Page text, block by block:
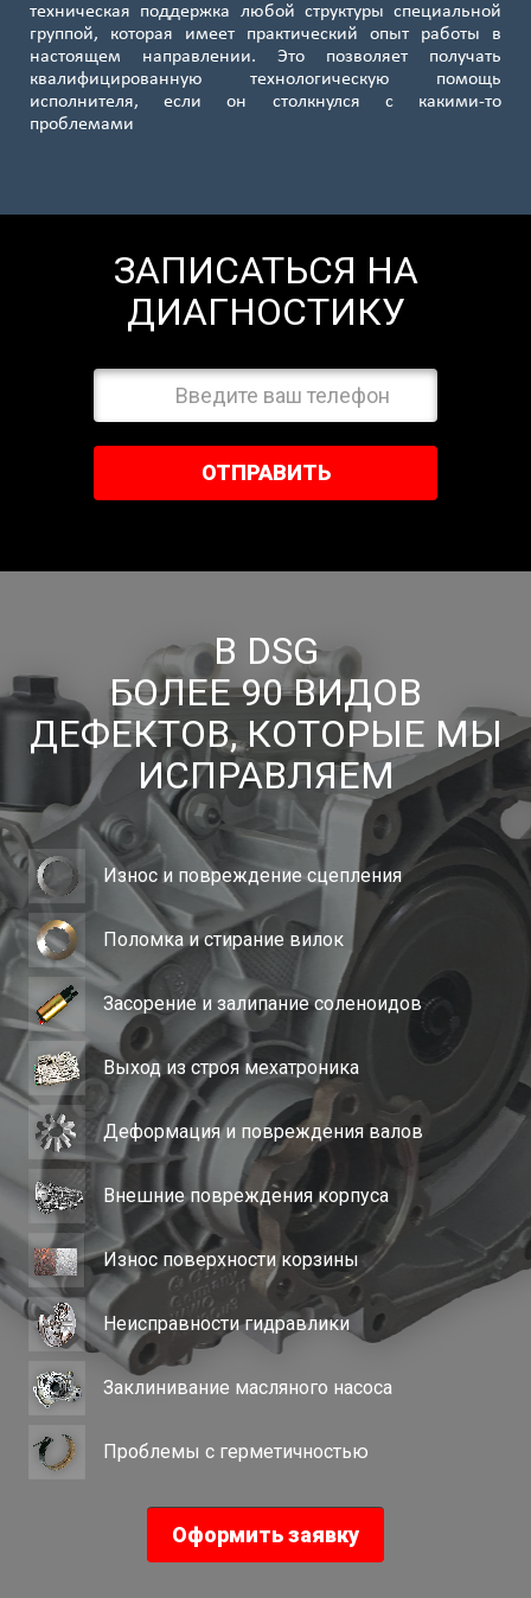
техническая поддержка любой структуры специальной
группой, которая имеет практический опыт работы в
настоящем направлении. Это позволяет получать
квалифицированную технологическую помощь
исполнителя, если он столкнулся с какими-то
проблемами
ЗАПИСАТЬСЯ НА
ДИАГНОСТИКУ
ОТПРАВИТЬ
В DSG
БОЛЕЕ 90 ВИДОВ
ДЕФЕКТОВ, КОТОРЫЕ МЫ
ИСПРАВЛЯЕМ
Износ и повреждение сцепления
Поломка и стирание вилок
Засорение и залипание соленоидов
Выход из строя мехатроника
Деформация и повреждения валов
Внешние повреждения корпуса
Износ поверхности корзины
Неисправности гидравлики
Заклинивание масляного насоса
Проблемы с герметичностью
Оформить заявку